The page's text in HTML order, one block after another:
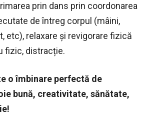
prin dans prin coordonarea
de întreg corpul (mâini,
etc), relaxare și revigorare fizică
fizic, distracție.
o îmbinare perfectă de
bună, creativitate, sănătate,